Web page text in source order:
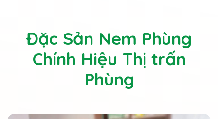
Đặc Sản Nem Phùng
Chính Hiệu Thị trấn
Phùng